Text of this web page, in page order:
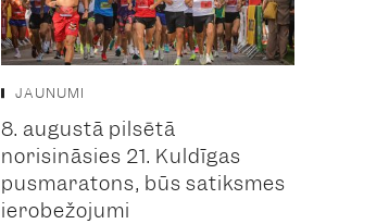
JAUNUMI
8. augustā pilsētā
norisināsies 21. Kuldīgas
pusmaratons, būs satiksmes
ierobežojumi